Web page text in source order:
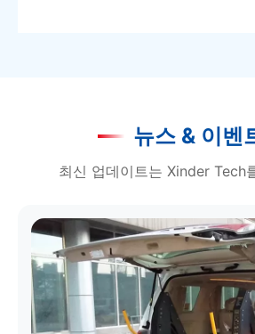
뉴스 & 이벤
최신 업데이트는 Xinder Tech